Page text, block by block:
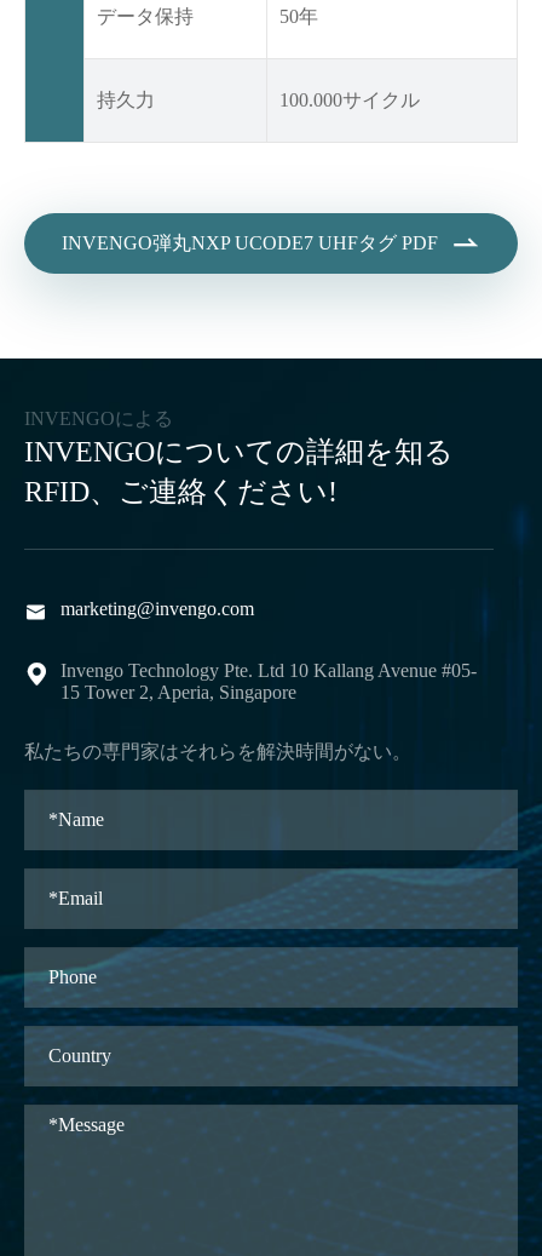
データ保持 50年
持久力 100.000サイクル
INVENGO弾丸NXP UCODE7 UHFタグ PDF 
INVENGOによる
INVENGOについての詳細を知る
RFID、ご連絡ください!
 marketing@invengo.com

Invengo Technology Pte. Ltd 10 Kallang Avenue #05-
15 Tower 2, Aperia, Singapore
私たちの専門家はそれらを解決時間がない。